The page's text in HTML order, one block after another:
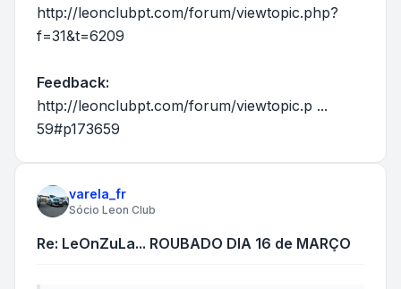
http://leonclubpt.com/forum/viewtopic.php?
f=31&t=6209
Feedback:
http://leonclubpt.com/forum/viewtopic.p ...
59#p173659
varela_fr
Sócio Leon Club
Re: LeOnZuLa... ROUBADO DIA 16 de MARÇO